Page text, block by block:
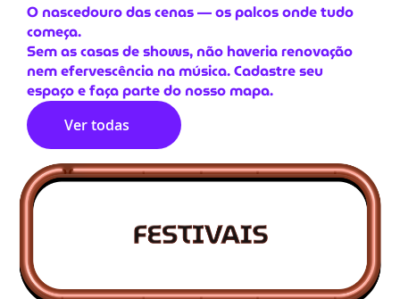
O nascedouro das cenas — os palcos onde tudo
começa.
Sem as casas de shows, não haveria renovação
nem efervescência na música. Cadastre seu
espaço e faça parte do nosso mapa.
Ver todas